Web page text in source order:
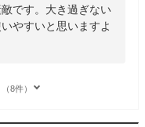
です。大き過ぎない
やすいと思いますよ
8件）